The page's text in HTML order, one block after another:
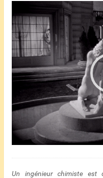
vidéo
Un ingénieur chimiste est